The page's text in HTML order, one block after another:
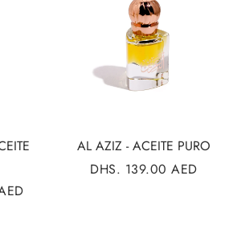
AL AZIZ - ACEITE PURO
PRECIO
DHS. 139.00 AED